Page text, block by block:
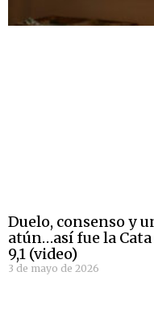
Duelo, consenso y
atún…así fue la
9,1 (video)
3 de mayo de 2026